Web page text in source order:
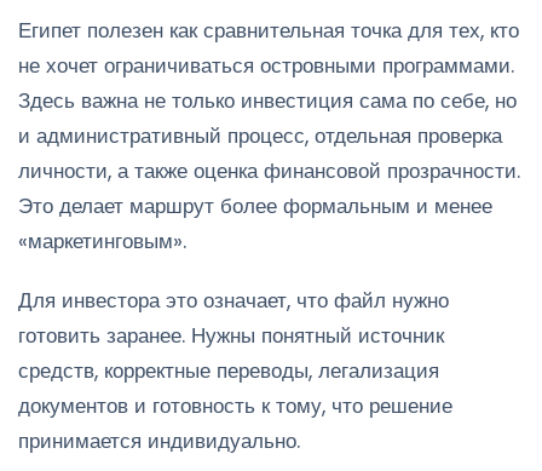
Египет полезен как сравнительная точка для тех, кто
не хочет ограничиваться островными программами.
Здесь важна не только инвестиция сама по себе, но
и административный процесс, отдельная проверка
личности, а также оценка финансовой прозрачности.
Это делает маршрут более формальным и менее
«маркетинговым».
Для инвестора это означает, что файл нужно
готовить заранее. Нужны понятный источник
средств, корректные переводы, легализация
документов и готовность к тому, что решение
принимается индивидуально.